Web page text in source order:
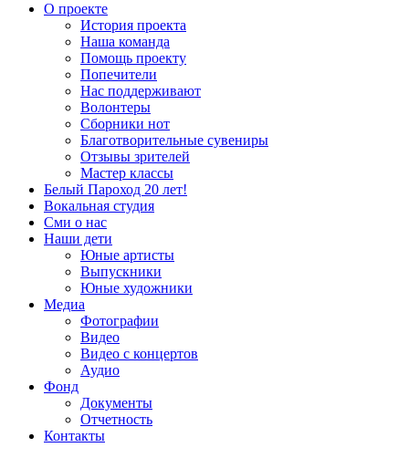
О проекте
История проекта
Наша команда
Помощь проекту
Попечители
Нас поддерживают
Волонтеры
Сборники нот
Благотворительные сувениры
Отзывы зрителей
Мастер классы
Белый Пароход 20 лет!
Вокальная студия
Сми о нас
Наши дети
Юные артисты
Выпускники
Юные художники
Медиа
Фотографии
Видео
Видео с концертов
Аудио
Фонд
Документы
Отчетность
Контакты